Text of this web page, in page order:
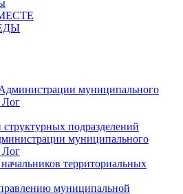
муниципального
Лог
структурных подразделений
муниципального
Лог
начальников территориальных
муниципальной